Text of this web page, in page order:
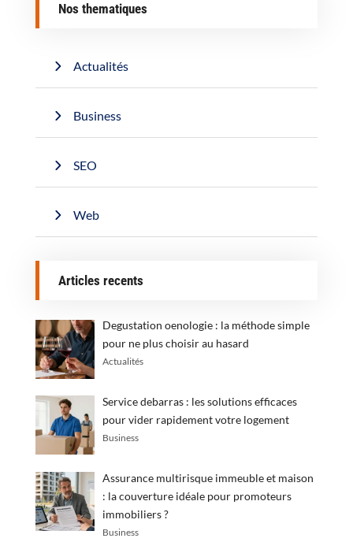
Nos thematiques
Actualités
Business
SEO
Web
Articles recents
Degustation oenologie : la méthode simple
pour ne plus choisir au hasard
Actualités
Service debarras : les solutions efficaces
pour vider rapidement votre logement
Business
Assurance multirisque immeuble et maison
: la couverture idéale pour promoteurs
immobiliers ?
Business